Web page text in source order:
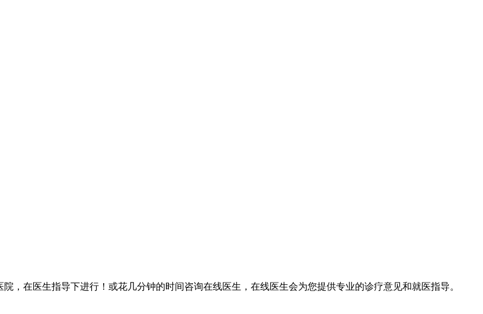
，在医生指导下进行！或花几分钟的时间咨询在线医生，在线医生会为您提供专业的诊疗意见和就医指导。